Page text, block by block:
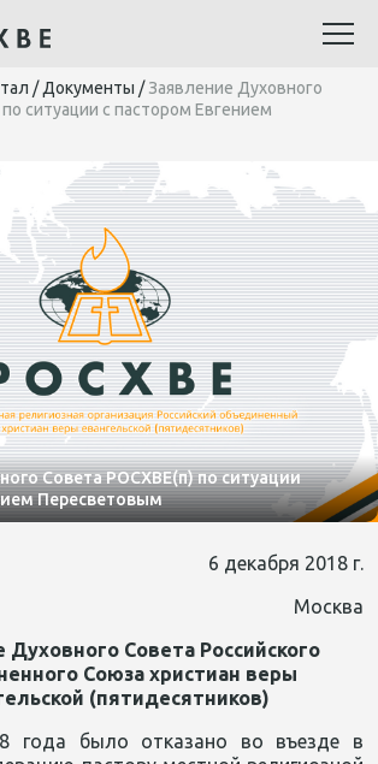
/Документы /Заявление Духовного
ситуации с пастором Евгением
Совета РОСХВЕ(п) по ситуации
Пересветовым
6 декабря 2018 г.
Москва
Духовного Совета Российского
Союза христиан веры
(пятидесятников)
года было отказано во въезде в